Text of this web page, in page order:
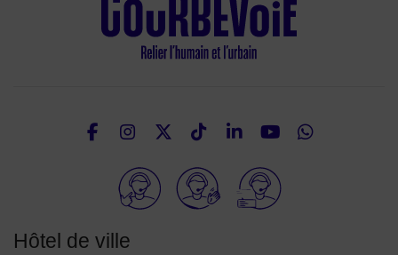
Nous suivre
FacebookInstagramTwitterTikTokLinkedIn
Elioz
Hôtel de ville